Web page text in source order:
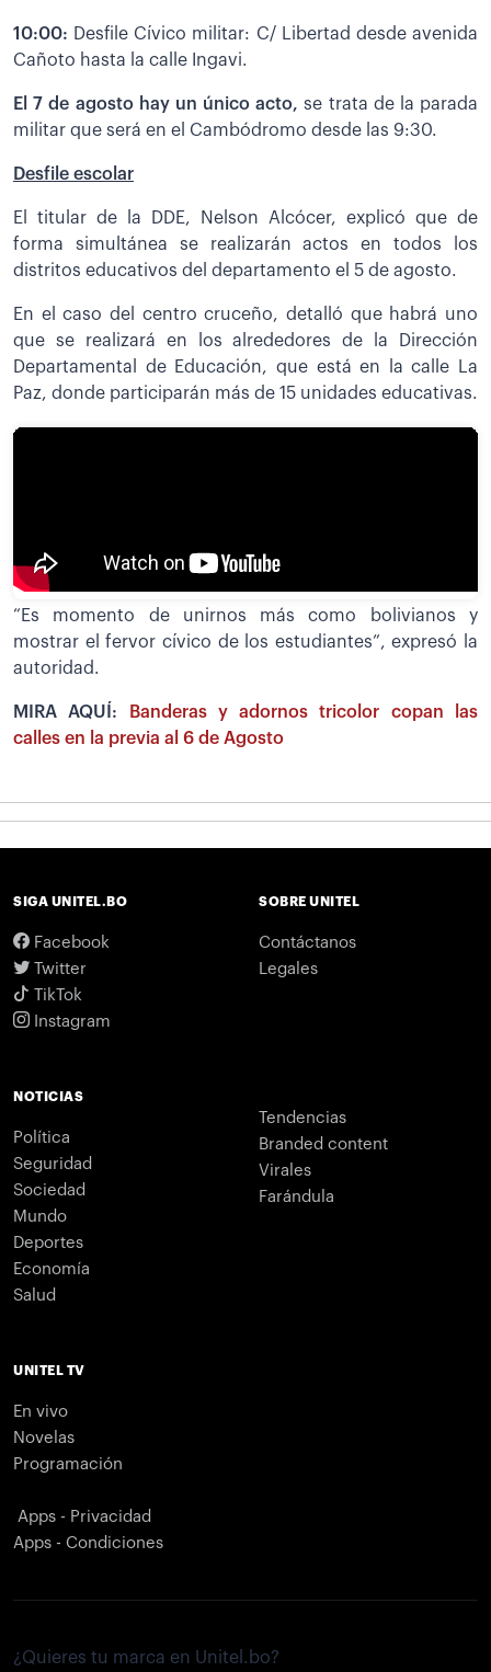
10:00: Desfile Cívico militar: C/ Libertad desde avenida
Cañoto hasta la calle Ingavi.
El 7 de agosto hay un único acto,se trata de la parada
militar que será en el Cambódromo desde las 9:30.
Desfile escolar
El titular de la DDE, Nelson Alcócer, explicó que de
forma simultánea se realizarán actos en todos los
distritos educativos del departamento el 5 de agosto.
En el caso del centro cruceño, detalló que habrá uno
que se realizará en los alrededores de la Dirección
Departamental de Educación, que está en la calle La
Paz, donde participarán más de 15 unidades educativas.
“Es momento de unirnos más como bolivianos y
mostrar el fervor cívico de los estudiantes”, expresó la
autoridad.
MIRA AQUÍ:
Banderas y adornos tricolor copan las
calles en la previa al 6 de Agosto
SIGA UNITEL.BO
Facebook
Twitter
TikTok
Instagram
SOBRE UNITEL
Contáctanos
Legales
NOTICIAS
Política
Seguridad
Sociedad
Mundo
Deportes
Economía
Salud
Tendencias
Branded content
Virales
Farándula
UNITEL TV
En vivo
Novelas
Programación
Apps - Privacidad
Apps - Condiciones
¿Quieres tu marca en Unitel.bo?